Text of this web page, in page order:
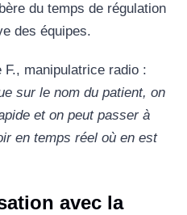
du temps de régulation
des équipes.
manipulatrice radio :
sur le nom du patient, on
et on peut passer à
en temps réel où en est
avec la